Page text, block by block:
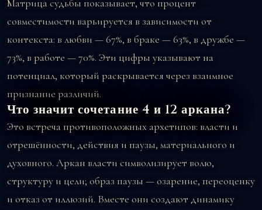
Матрица судьбы показывает, что процент
совместимости варьируется в зависимости от
контекста: в любви — 67%, в браке — 63%, в дружбе —
73%, в работе — 70%. Эти цифры указывают на
потенциал, который раскрывается через взаимное
признание различий.
Что значит сочетание 4 и 12 аркана?
Это встреча противоположных архетипов: власти и
отрешённости, действия и паузы, материального и
духовного. Аркан власти символизирует волю,
структуру и цели; образ паузы — озарение, переоценку
и отказ от иллюзий. Вместе они создают динамику